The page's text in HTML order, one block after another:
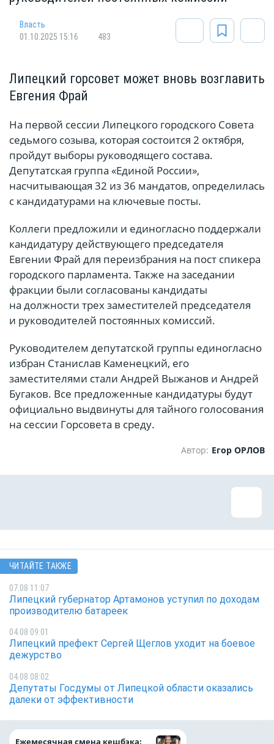
Власть
01.10.2025 15:16
483
Липецкий горсовет может вновь возглавить
Евгения Фрай
На первой сессии Липецкого городского Совета
седьмого созыва, которая состоится 2 октября,
пройдут выборы руководящего состава.
Депутатская группа «Единой России»,
насчитывающая 32 из 36 мандатов, определилась
с кандидатурами на ключевые посты.
Коллеги предложили и единогласно поддержали
кандидатуру действующего председателя
Евгении Фрай для переизбрания на пост спикера
городского парламента. Также на заседании
фракции были согласованы кандидаты
на должности трех заместителей председателя
и руководителей постоянных комиссий.
Руководителем депутатской группы единогласно
избран Станислав Каменецкий, его
заместителями стали Андрей Выжанов и Андрей
Бугаков. Все предложенные кандидатуры будут
официально выдвинуты для тайного голосования
на сессии Горсовета в среду.
Автор: Егор ОРЛОВ
ЧИТАЙТЕ ТАКЖЕ
07.08 11:07
Липецкий губернатор Артамонов уступил по доходам
производителю батареек
04.08 09:01
Липецкий префект Сергей Щеглов уходит на боевое
дежурство
04.08 08:02
Депутаты Госдумы от Липецкой области оказались
далеки от эффективности
Ежемесячная смена кешбэка: